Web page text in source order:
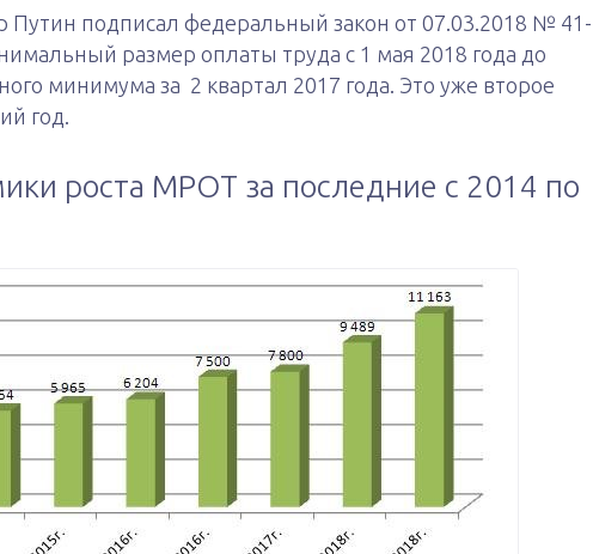
Путин подписал федеральный закон от 07.03.2018 № 41-
размер оплаты труда с 1 мая 2018 года до
минимума за 2 квартал 2017 года. Это уже второе
год.
роста МРОТ за последние с 2014 по